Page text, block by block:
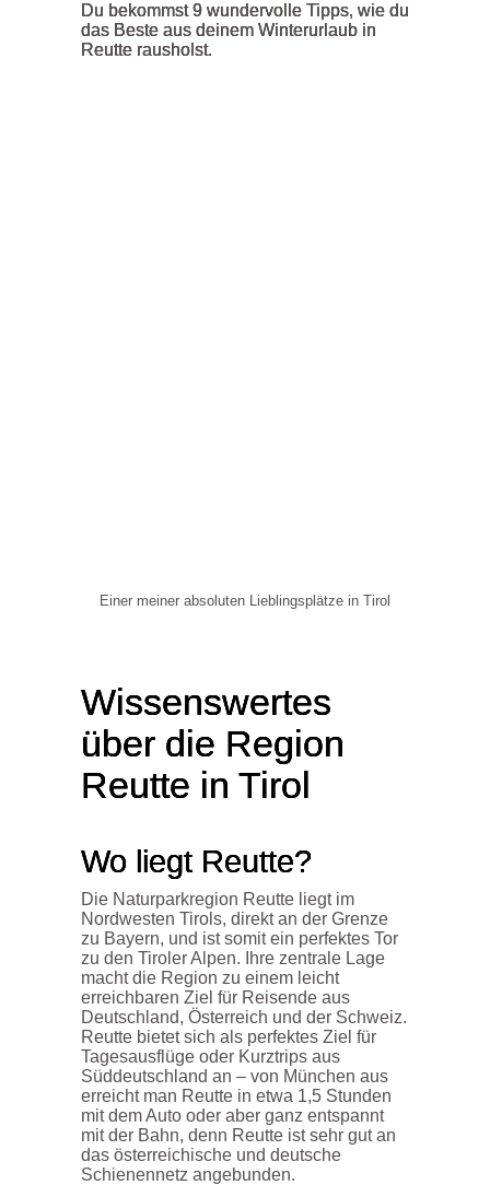
Du bekommst 9 wundervolle Tipps, wie du
das Beste aus deinem Winterurlaub in
Reutte rausholst.
Einer meiner absoluten Lieblingsplätze in Tirol
Wissenswertes
über die Region
Reutte in Tirol
Wo liegt Reutte?
Die Naturparkregion Reutte liegt im
Nordwesten Tirols, direkt an der Grenze
zu Bayern, und ist somit ein perfektes Tor
zu den Tiroler Alpen. Ihre zentrale Lage
macht die Region zu einem leicht
erreichbaren Ziel für Reisende aus
Deutschland, Österreich und der Schweiz.
Reutte bietet sich als perfektes Ziel für
Tagesausflüge oder Kurztrips aus
Süddeutschland an – von München aus
erreicht man Reutte in etwa 1,5 Stunden
mit dem Auto oder aber ganz entspannt
mit der Bahn, denn Reutte ist sehr gut an
das österreichische und deutsche
Schienennetz angebunden.